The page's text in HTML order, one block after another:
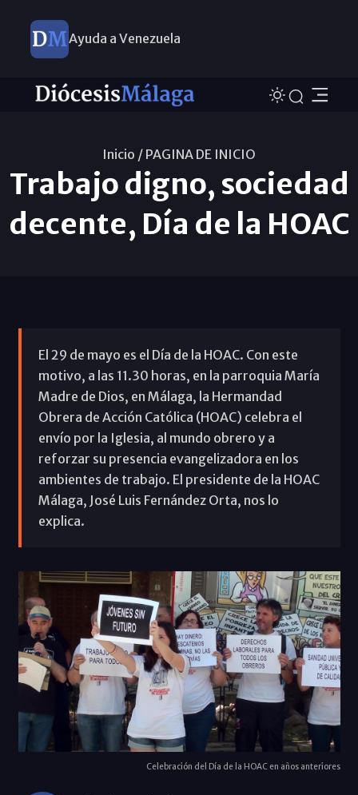
Ayuda a Venezuela
Inicio / PAGINA DE INICIO
Trabajo digno, sociedad
decente, Día de la HOAC
El 29 de mayo es el Día de la HOAC. Con este
motivo, a las 11.30 horas, en la parroquia María
Madre de Dios, en Málaga, la Hermandad
Obrera de Acción Católica (HOAC) celebra el
envío por la Iglesia, al mundo obrero y a
reforzar su presencia evangelizadora en los
ambientes de trabajo. El presidente de la HOAC
Málaga, José Luis Fernández Orta, nos lo
explica.
Celebración del Día de la HOAC en años anteriores